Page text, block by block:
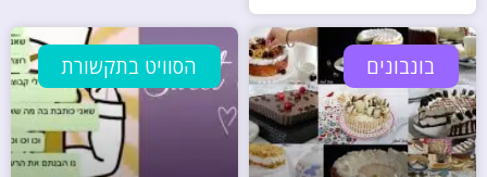
בונבונים הסוויט בתקשורת